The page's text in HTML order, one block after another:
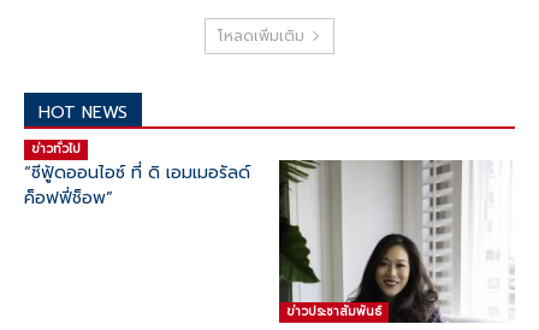
โหลดเพิ่มเติม
HOT NEWS
ข่าวทั่วไป
“ซีฟู้ดออนไอซ์ ที่ ดิ เอมเมอรัลด์
ค็อฟฟี่ช็อพ”
ข่าวประชาสัมพันธ์